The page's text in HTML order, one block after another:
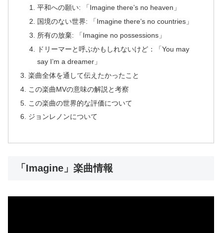
平和への願い: 「Imagine there’s no heaven」
国境のない世界: 「Imagine there’s no countries」
所有の放棄: 「Imagine no possessions」
ドリーマーと呼ぶかもしれないけど：「You may
say I’m a dreamer」
楽曲全体を通して伝えたかったこと
この楽曲MVの意味の解説と考察
この楽曲の世界的な評価について
ジョンレノンについて
「Imagine」楽曲情報